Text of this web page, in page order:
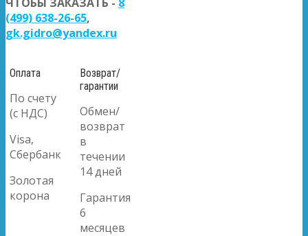
(499) 638-26-65,
gk.gidro@yandex.ru
Оплата
По счету
(с НДС)
Visa,
Сбербанк
Золотая
корона
Возврат/
гарантии
Обмен/
возврат
в
течении
14 дней
Гарантия
6
месяцев